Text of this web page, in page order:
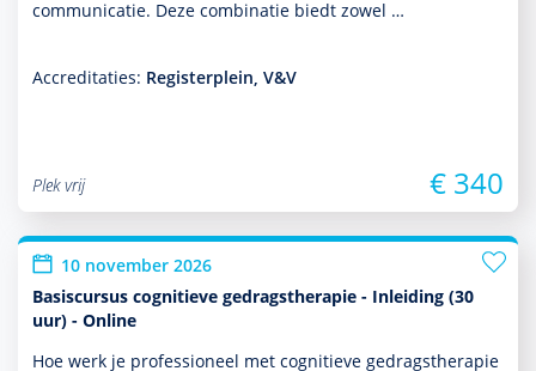
com­muni­ca­tie. Deze combinatie biedt zowel …
Accreditaties: Registerplein, V&V
Plek vrij € 340
10 november 2026
Basiscursus cognitieve gedragstherapie - Inleiding (30
uur) - Online
Hoe werk je professioneel met cogni­tieve gedrags­thera­pie